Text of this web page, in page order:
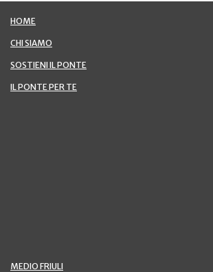
HOME
CHI SIAMO
SOSTIENI IL PONTE
IL PONTE PER TE
MEDIO FRIULI